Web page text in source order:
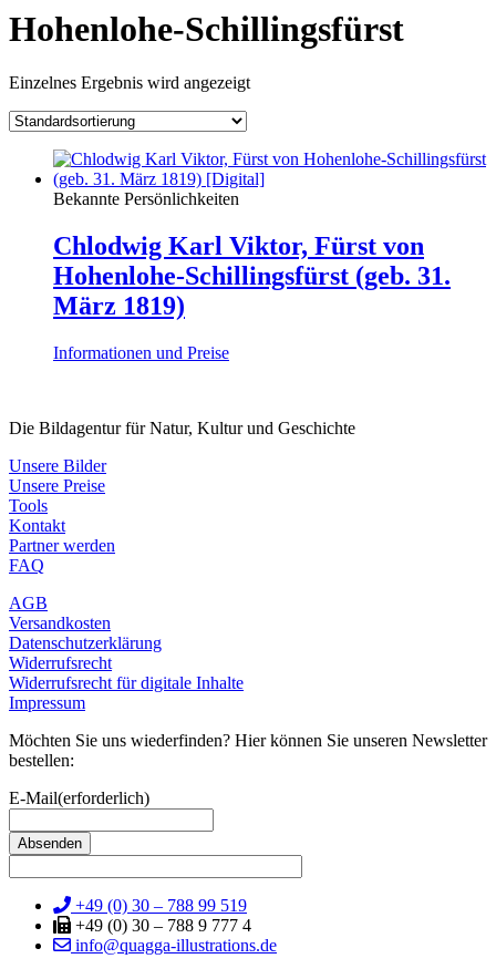
Hohenlohe-Schillingsfürst
Einzelnes Ergebnis wird angezeigt
Bekannte Persönlichkeiten
Chlodwig Karl Viktor, Fürst von
Hohenlohe-Schillingsfürst (geb. 31.
März 1819)
Informationen und Preise
Die Bildagentur für Natur, Kultur und Geschichte
Unsere Bilder
Unsere Preise
Tools
Kontakt
Partner werden
FAQ
AGB
Versandkosten
Datenschutzerklärung
Widerrufsrecht
Widerrufsrecht für digitale Inhalte
Impressum
Möchten Sie uns wiederfinden? Hier können Sie unseren Newsletter
bestellen:
E-Mail(erforderlich)
+49 (0) 30 – 788 99 519
+49 (0) 30 – 788 9 777 4
info@quagga-illustrations.de